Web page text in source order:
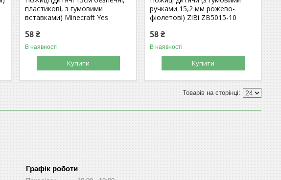
пластикові, з гумовими
вставками) Minecraft Yes
58 ₴
В наявності
Купити
ручками 15,2 мм рожево-
фіолетові) ZiBi ZB5015-10
58 ₴
В наявності
Купити
Графік роботи